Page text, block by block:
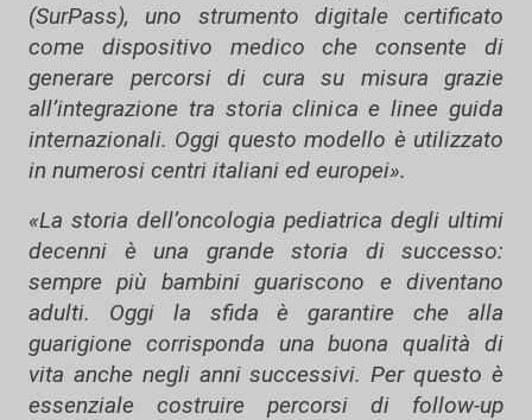
(SurPass), uno strumento digitale certificato
come dispositivo medico che consente di
generare percorsi di cura su misura grazie
all’integrazione tra storia clinica e linee guida
internazionali. Oggi questo modello è utilizzato
in numerosi centri italiani ed europei».
«La storia dell’oncologia pediatrica degli ultimi
decenni è una grande storia di successo:
sempre più bambini guariscono e diventano
adulti. Oggi la sfida è garantire che alla
guarigione corrisponda una buona qualità di
vita anche negli anni successivi. Per questo è
essenziale costruire percorsi di follow-up